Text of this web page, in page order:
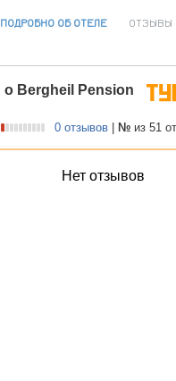
ПОДРОБНО ОБ ОТЕЛЕ ОТЗЫВЫ